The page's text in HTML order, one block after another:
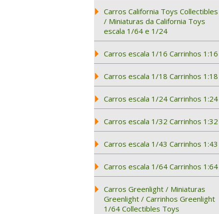
Carros California Toys Collectibles
/ Miniaturas da California Toys
escala 1/64 e 1/24
Carros escala 1/16 Carrinhos 1:16
Carros escala 1/18 Carrinhos 1:18
Carros escala 1/24 Carrinhos 1:24
Carros escala 1/32 Carrinhos 1:32
Carros escala 1/43 Carrinhos 1:43
Carros escala 1/64 Carrinhos 1:64
Carros Greenlight / Miniaturas
Greenlight / Carrinhos Greenlight
1/64 Collectibles Toys